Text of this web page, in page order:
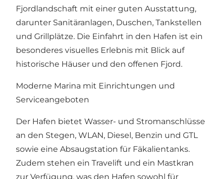
Fjordlandschaft mit einer guten Ausstattung,
darunter Sanitäranlagen, Duschen, Tankstellen
und Grillplätze. Die Einfahrt in den Hafen ist ein
besonderes visuelles Erlebnis mit Blick auf
historische Häuser und den offenen Fjord.
Moderne Marina mit Einrichtungen und
Serviceangeboten
Der Hafen bietet Wasser- und Stromanschlüsse
an den Stegen, WLAN, Diesel, Benzin und GTL
sowie eine Absaugstation für Fäkalientanks.
Zudem stehen ein Travelift und ein Mastkran
zur Verfügung, was den Hafen sowohl für